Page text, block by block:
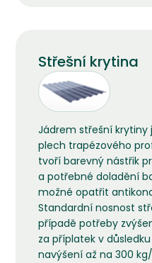
Střešní krytina
Jádrem střešní krytiny
plech trapézového
tvoří barevný nástřik
a potřebné doladění
možné opatřit
Standardní nosnost
případě potřeby
za příplatek v
navýšení až na 300